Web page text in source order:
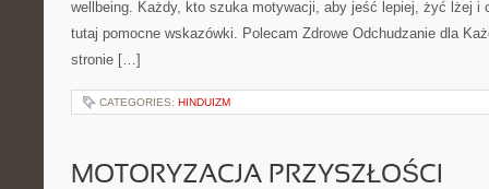
wellbeing. Każdy, kto szuka motywacji, aby jeść lepiej, żyć lżej i
tutaj pomocne wskazówki. Polecam Zdrowe Odchudzanie dla
stronie […]
CATEGORIES: HINDUIZM
MOTORYZACJA PRZYSZŁOŚCI